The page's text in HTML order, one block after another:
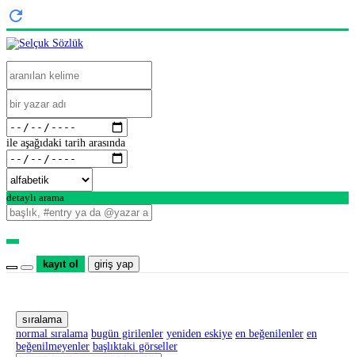
ile aşağıdaki tarih arasında
detaylı arama
kayıt ol giriş yap
sıralama
normal sıralama bugün girilenler yeniden eskiye en beğenilenler en
beğenilmeyenler başlıktaki görseller